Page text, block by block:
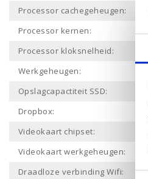
Processor cachegeheugen:
Processor kernen:
Processor kloksnelheid:
Werkgeheugen:
Opslagcapactiteit SSD:
Dropbox:
Videokaart chipset:
Videokaart werkgeheugen:
Draadloze verbinding Wifi: